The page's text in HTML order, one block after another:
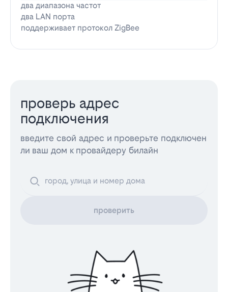
два диапазона частот
два LAN порта
поддерживает протокол ZigBee
проверь адрес
подключения
введите свой адрес и проверьте подключен
ли ваш дом к провайдеру билайн
проверить